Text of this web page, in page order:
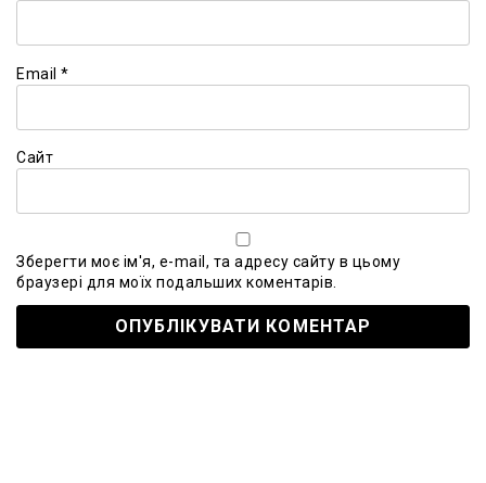
Email *
Сайт
Зберегти моє ім'я, e-mail, та адресу сайту в цьому
браузері для моїх подальших коментарів.